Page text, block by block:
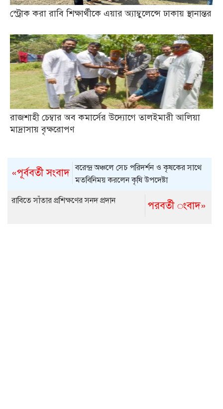
স্ট্রোক করা রাবি শিক্ষার্থীকে এয়ার অ্যাম্বুলেন্সে ঢাকায় স্থানান্তর
রাজশাহী চেম্বার অব কমার্সের উদ্যোগে তালইমারী আলিয়া
মাদ্রাসায় বৃক্ষরোপণ
«পূর্ববর্তী সংবাদ বরেন্দ্র অঞ্চলে সেচ পরিদর্শন ও কৃষকের সাথে
মতবিনিময় করলেন কৃষি উপদেষ্টা
পরবর্তী ংবাদ»
রাবিতে সাঁতার প্রশিক্ষণের সনদ প্রদান